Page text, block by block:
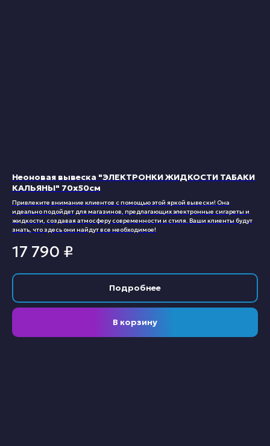
Неоновая вывеска "ЭЛЕКТРОНКИ ЖИДКОСТИ ТАБАКИ
КАЛЬЯНЫ" 70х50см
Привлеките внимание клиентов с помощью этой яркой вывески! Она
идеально подойдет для магазинов, предлагающих электронные сигареты и
жидкости, создавая атмосферу современности и стиля. Ваши клиенты будут
знать, что здесь они найдут все необходимое!
17 790 ₽
Подробнее
В корзину